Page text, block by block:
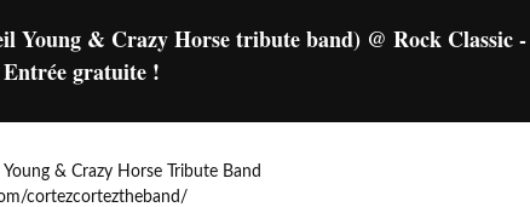
Young & Crazy Horse tribute band) @ Rock Classic -
Entrée gratuite !
& Crazy Horse Tribute Band
cortezcorteztheband/